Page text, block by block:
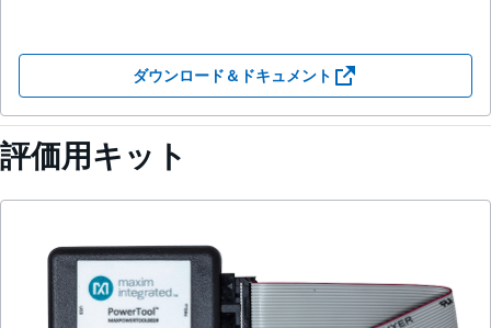
ダウンロード＆ドキュメント
評価用キット